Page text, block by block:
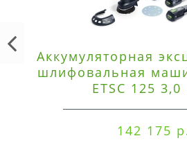
Аккумуляторная
шлифовальная
ETSC 125 3,0
142 175